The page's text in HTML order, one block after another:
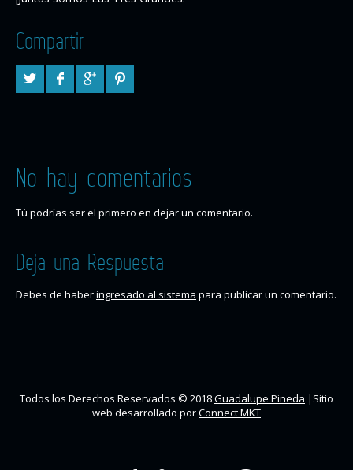
Compartir
No hay comentarios
Tú podrías ser el primero en dejar un comentario.
Deja una Respuesta
Debes de haberingresado al sistema para publicar un comentario.
Todos los Derechos Reservados © 2018Guadalupe Pineda |Sitio
web desarrollado porConnect MKT